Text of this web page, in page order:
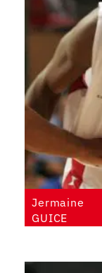
Jermaine
GUICE